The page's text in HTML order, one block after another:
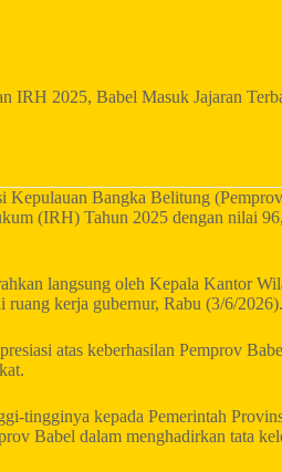
IRH 2025, Babel Masuk Jajaran
Kepulauan Bangka Belitung
(IRH) Tahun 2025 dengan nilai
langsung oleh Kepala Kantor
ruang kerja gubernur, Rabu (3/6/2026).
atas keberhasilan Pemprov
tingginya kepada Pemerintah
Babel dalam menghadirkan tata